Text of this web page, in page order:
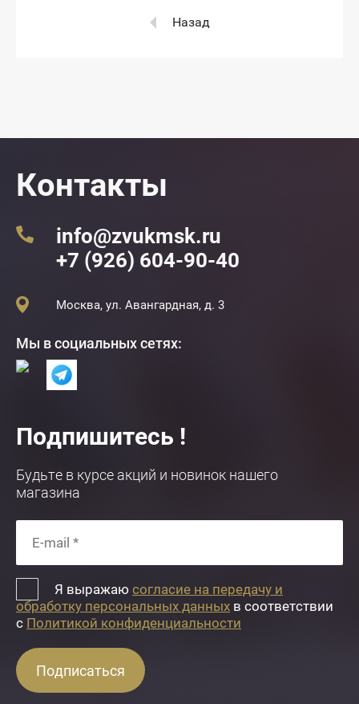
Назад
Подпишитесь !
Будьте в курсе акций и новинок нашего
магазина
Я выражаю согласие на передачу и
обработку персональных данных в соответствии
с Политикой конфиденциальности
Подписаться
Контакты
info@zvukmsk.ru
+7 (926) 604-90-40
Москва, ул. Авангардная, д. 3
Мы в социальных сетях: